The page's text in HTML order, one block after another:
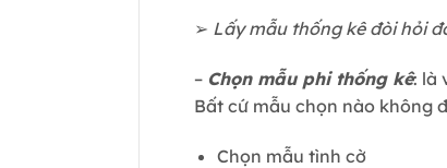
➢ Lấy mẫu thống kê đòi hỏi
– Chọn mẫu phi thống kê: là
Bất cứ mẫu chọn nào không
Chọn mẫu tình cờ